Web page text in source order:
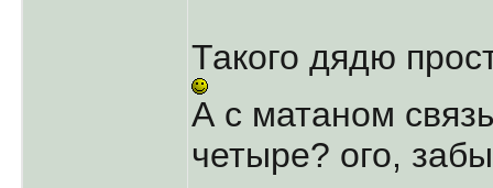
Такого дядю
А с матаном
четыре? ого,